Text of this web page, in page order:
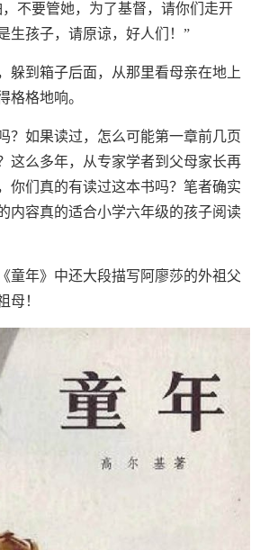
不要管她，为了基督，请你们走开
生孩子，请原谅，好人们！”
躲到箱子后面，从那里看母亲在地上
格格地响。
？如果读过，怎么可能第一章前几页
这么多年，从专家学者到父母家长再
你们真的有读过这本书吗？笔者确实
内容真的适合小学六年级的孩子阅读
童年》中还大段描写阿廖莎的外祖父
母！